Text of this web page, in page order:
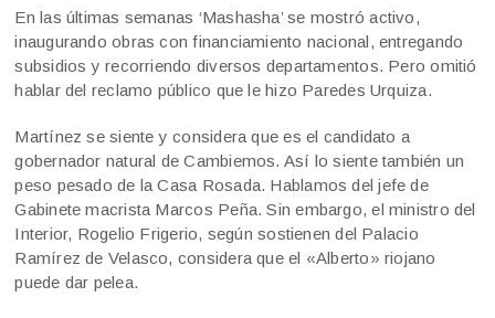
En las últimas semanas ‘Mashasha’ se mostró activo,
inaugurando obras con financiamiento nacional, entregando
subsidios y recorriendo diversos departamentos. Pero omitió
hablar del reclamo público que le hizo Paredes Urquiza.
Martínez se siente y considera que es el candidato a
gobernador natural de Cambiemos. Así lo siente también un
peso pesado de la Casa Rosada. Hablamos del jefe de
Gabinete macrista Marcos Peña. Sin embargo, el ministro del
Interior, Rogelio Frigerio, según sostienen del Palacio
Ramírez de Velasco, considera que el «Alberto» riojano
puede dar pelea.